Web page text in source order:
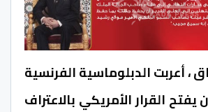
، أعربت الدبلوماسية الفرنسية
القرار الأمريكي بالاعتراف